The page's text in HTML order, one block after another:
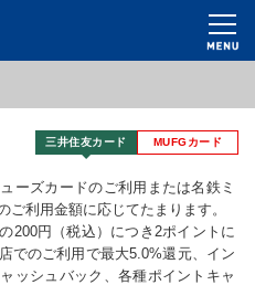
三井住友カード MUFGカード
ーズカードのご利用または名鉄ミ
ご利用金額に応じてたまります。
200円（税込）につき2ポイントに
でのご利用で最大5.0%還元、イン
ッシュバック、各種ポイントキャ